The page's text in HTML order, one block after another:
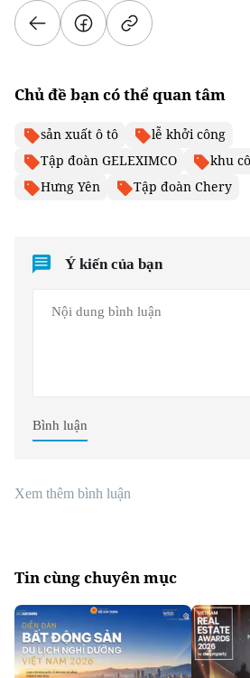
Chủ đề bạn có thể quan tâm
sản xuất ô tô
lễ khởi công
Tập đoàn GELEXIMCO
khu
Hưng Yên
Tập đoàn Chery
Ý kiến của bạn
Bình luận
Xem thêm bình luận
Tin cùng chuyên mục